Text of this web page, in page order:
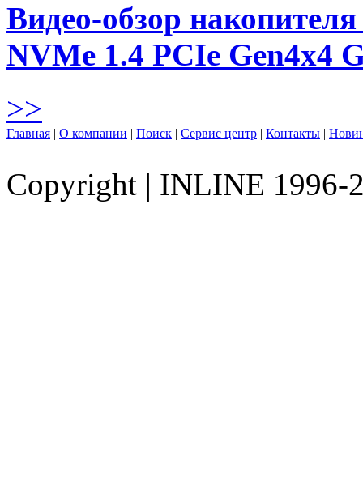
Видео-обзор
NVMe 1.4 PCIe Gen4х4
>>
Главная | О компании | Поиск | Сервис центр | Контакты |
Copyright | INLINE 1996-